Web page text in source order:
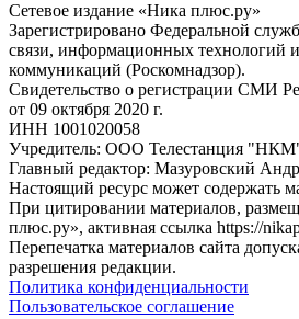
Сетевое издание «Ника плюс.ру»
Зарегистрировано Федеральной
связи, информационных технологий
коммуникаций (Роскомнадзор).
Свидетельство о регистрации СМИ
от 09 октября 2020 г.
ИНН 1001020058
Учредитель: ООО Телестанция
Главный редактор: Мазуровский
Настоящий ресурс может содержать
При цитировании материалов,
плюс.ру», активная ссылка https://
Перепечатка материалов сайта
разрешения редакции.
Политика конфиденциальности
Пользовательское соглашение